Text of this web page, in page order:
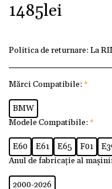
1485lei
Politica de returnare: La
Mărci Compatibile: *
BMW
Modele Compatibile: *
E60 E61 E65 F01
Anul de fabricație al
2000-2026